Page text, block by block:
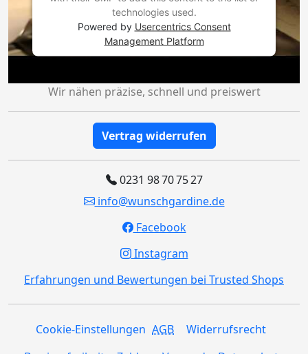
technologies used.
Powered by Usercentrics Consent
Management Platform
Wir nähen präzise, schnell und preiswert
Vertrag widerrufen
0231 98 70 75 27
info@wunschgardine.de
Facebook
Instagram
Erfahrungen und Bewertungen bei Trusted Shops
Cookie-Einstellungen AGB
Widerrufsrecht